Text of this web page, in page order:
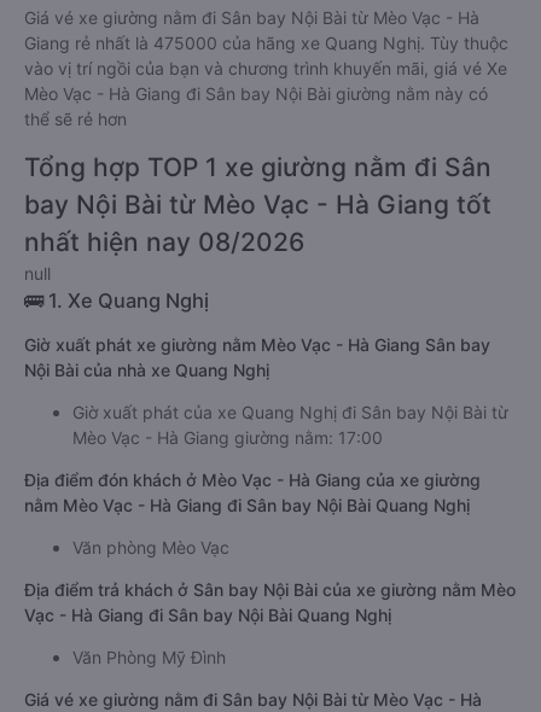
Giá vé xe giường nằm đi Sân bay Nội Bài từ Mèo Vạc - Hà
Giang rẻ nhất là 475000 của hãng xe Quang Nghị. Tùy thuộc
vào vị trí ngồi của bạn và chương trình khuyến mãi, giá vé Xe
Mèo Vạc - Hà Giang đi Sân bay Nội Bài giường nằm này có
thể sẽ rẻ hơn
Tổng hợp TOP 1 xe giường nằm đi Sân
bay Nội Bài từ Mèo Vạc - Hà Giang tốt
nhất hiện nay 08/2026
null
🚌 1. Xe Quang Nghị
Giờ xuất phát xe giường nằm Mèo Vạc - Hà Giang Sân bay
Nội Bài của nhà xe Quang Nghị
Giờ xuất phát của xe Quang Nghị đi Sân bay Nội Bài từ
Mèo Vạc - Hà Giang giường nằm: 17:00
Địa điểm đón khách ở Mèo Vạc - Hà Giang của xe giường
nằm Mèo Vạc - Hà Giang đi Sân bay Nội Bài Quang Nghị
Văn phòng Mèo Vạc
Địa điểm trả khách ở Sân bay Nội Bài của xe giường nằm Mèo
Vạc - Hà Giang đi Sân bay Nội Bài Quang Nghị
Văn Phòng Mỹ Đình
Giá vé xe giường nằm đi Sân bay Nội Bài từ Mèo Vạc - Hà